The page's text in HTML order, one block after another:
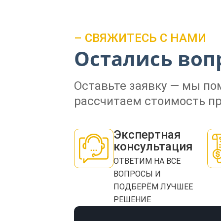
– СВЯЖИТЕСЬ С НАМИ
Остались
Оставьте заявку — мы
рассчитаем стоимость
Экспертная
консультация
ОТВЕТИМ НА ВСЕ
ВОПРОСЫ И
ПОДБЕРЁМ ЛУЧШЕЕ
РЕШЕНИЕ